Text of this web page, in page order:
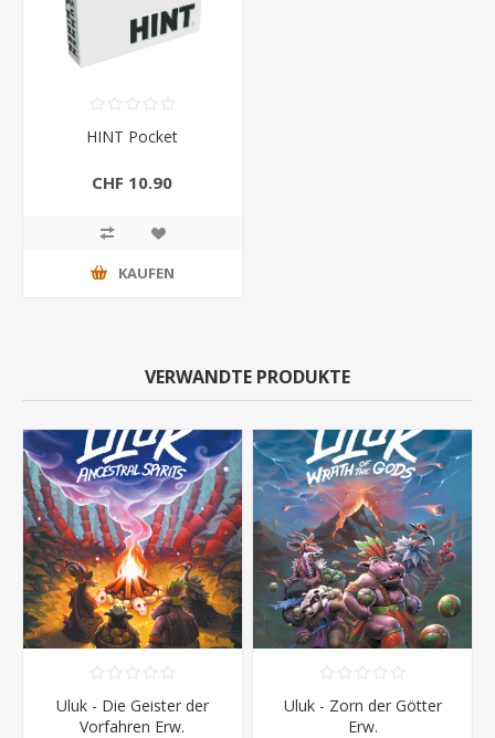
HINT Pocket
CHF 10.90
KAUFEN
VERWANDTE PRODUKTE
Uluk - Die Geister der
Vorfahren Erw.
Uluk - Zorn der Götter
Erw.